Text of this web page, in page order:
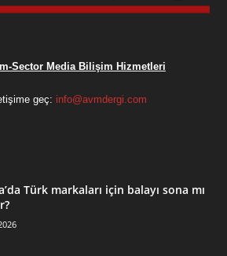
Sector Media Bilişim Hizmetleri
geç: info@avmdergi.com
Türk markaları için balayı sona mı